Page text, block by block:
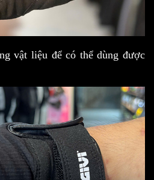
vật liệu để có thể dùng được